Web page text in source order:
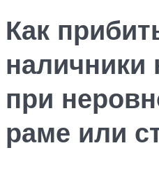
Как
наличники
при
раме или